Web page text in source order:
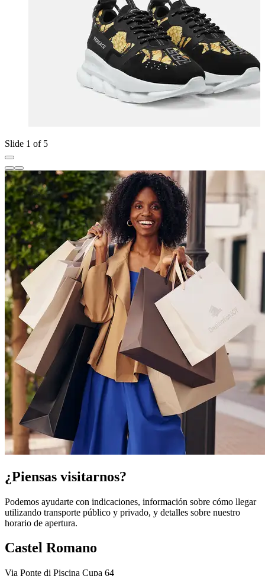
Slide 1 of 5
¿Piensas visitarnos?
Podemos ayudarte con indicaciones, información sobre cómo llegar
utilizando transporte público y privado, y detalles sobre nuestro
horario de apertura.
Castel Romano
Via Ponte di Piscina Cupa 64